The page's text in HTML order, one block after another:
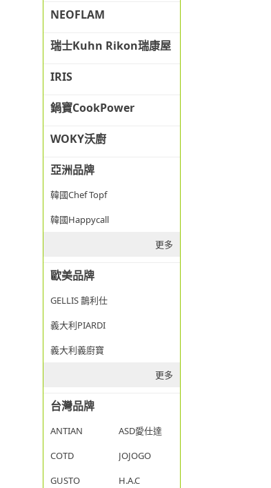
NEOFLAM
瑞士Kuhn Rikon瑞康屋
IRIS
鍋寶CookPower
WOKY沃廚
亞洲品牌
韓國Chef Topf
韓國Happycall
更多
歐美品牌
GELLIS 鵲利仕
義大利PIARDI
義大利義廚寶
更多
台灣品牌
ANTIAN
ASD愛仕達
COTD
JOJOGO
GUSTO
H.A.C